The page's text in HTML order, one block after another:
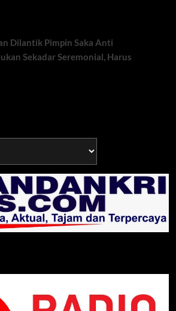
Dilantik Pimpin Saka Anti
Sekadar Seremonial, Harus